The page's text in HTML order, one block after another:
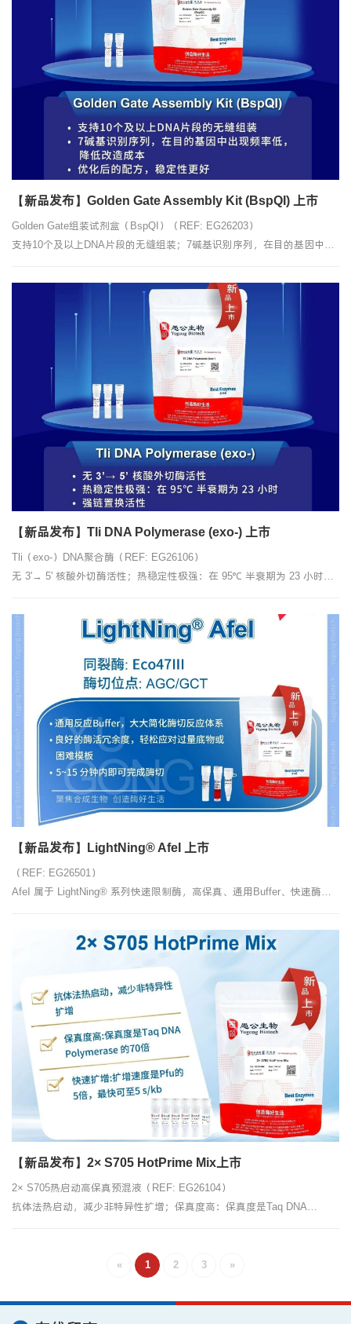
【新品发布】Golden Gate Assembly Kit (BspQI) 上市
Golden Gate组装试剂盒（BspQI）（REF: EG26203）
支持10个及以上DNA片段的无缝组装；7碱基识别序列，在目的基因中出
【新品发布】Tli DNA Polymerase (exo-) 上市
Tli（exo-）DNA聚合酶（REF: EG26106）
无 3'→ 5' 核酸外切酶活性；热稳定性极强：在 95℃ 半衰期为 23 小时；
【新品发布】LightNing® AfeI 上市
（REF: EG26501）
AfeI 属于 LightNing® 系列快速限制酶，高保真、通用Buffer、快速酶
【新品发布】2× S705 HotPrime Mix上市
2× S705热启动高保真预混液（REF: EG26104）
抗体法热启动，减少非特异性扩增；保真度高：保真度是Taq DNA
«
1 2 3 »